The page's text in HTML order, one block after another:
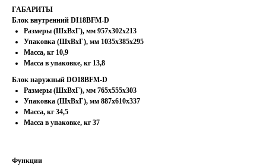
ГАБАРИТЫ
Блок внутренний DI18BFM-D
Размеры (ШхВхГ), мм 957x302x213
Упаковка (ШхВхГ), мм 1035x385x295
Масса, кг 10,9
Масса в упаковке, кг 13,8
Блок наружный DO18BFM-D
Размеры (ШхВхГ), мм 765x555x303
Упаковка (ШхВхГ), мм 887x610x337
Масса, кг 34,5
Масса в упаковке, кг 37
Функции